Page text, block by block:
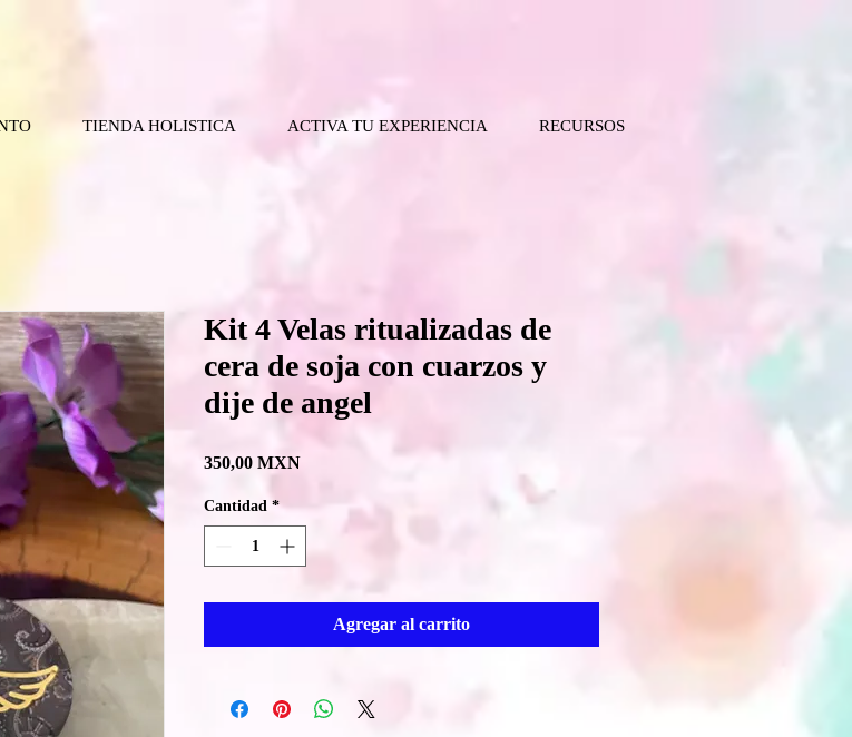
TIENDA HOLISTICA ACTIVA TU EXPERIENCIA RECURSOS
Kit 4 Velas ritualizadas de
cera de soja con cuarzos y
dije de angel
350,00 MXNPrecio
Cantidad *
Agregar al carrito